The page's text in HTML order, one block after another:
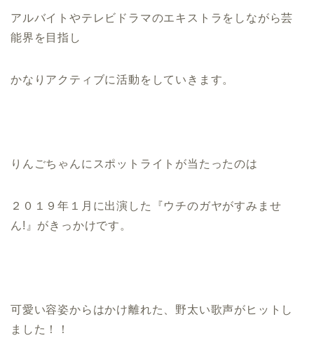
アルバイトやテレビドラマのエキストラをしながら芸
能界を目指し
かなりアクティブに活動をしていきます。
りんごちゃんにスポットライトが当たったのは
２０１９年１月に出演した『ウチのガヤがすみませ
ん!』がきっかけです。
可愛い容姿からはかけ離れた、野太い歌声がヒットし
ました！！